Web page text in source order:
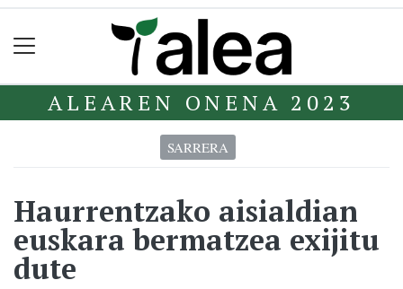
ALEAREN ONENA 2023
SARRERA
Haurrentzako aisialdian
euskara bermatzea exijitu
dute